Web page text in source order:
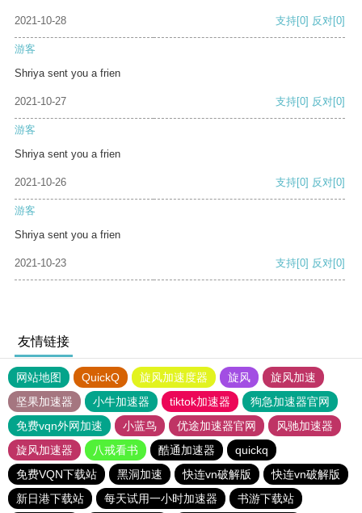
2021-10-28 支持[0] 反对[0]
游客
Shriya sent you a frien
2021-10-27 支持[0] 反对[0]
游客
Shriya sent you a frien
2021-10-26 支持[0] 反对[0]
游客
Shriya sent you a frien
2021-10-23 支持[0] 反对[0]
友情链接
网站地图 QuickQ 旋风加速度器 旋风
旋风加速
坚果加速器
小牛加速器 tiktok加速器
狗急加速器官网
免费vqn外网加速
小蓝鸟 优途加速器官网
风驰加速器
旋风加速器
八戒看书 酷通加速器
quickq
免费VQN下载站
黑洞加速 快连vn破解版
快连vn破解版
新日港下载站
每天试用一小时加速器 书游下载站